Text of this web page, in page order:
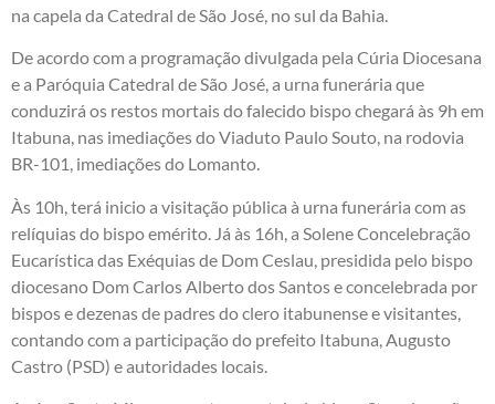
na capela da Catedral de São José, no sul da Bahia.
De acordo com a programação divulgada pela Cúria Diocesana
e a Paróquia Catedral de São José, a urna funerária que
conduzirá os restos mortais do falecido bispo chegará às 9h em
Itabuna, nas imediações do Viaduto Paulo Souto, na rodovia
BR-101, imediações do Lomanto.
Às 10h, terá inicio a visitação pública à urna funerária com as
relíquias do bispo emérito. Já às 16h, a Solene Concelebração
Eucarística das Exéquias de Dom Ceslau, presidida pelo bispo
diocesano Dom Carlos Alberto dos Santos e concelebrada por
bispos e dezenas de padres do clero itabunense e visitantes,
contando com a participação do prefeito Itabuna, Augusto
Castro (PSD) e autoridades locais.